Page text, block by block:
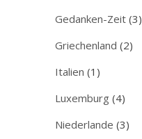
Gedanken-Zeit (3)
Griechenland (2)
Italien (1)
Luxemburg (4)
Niederlande (3)